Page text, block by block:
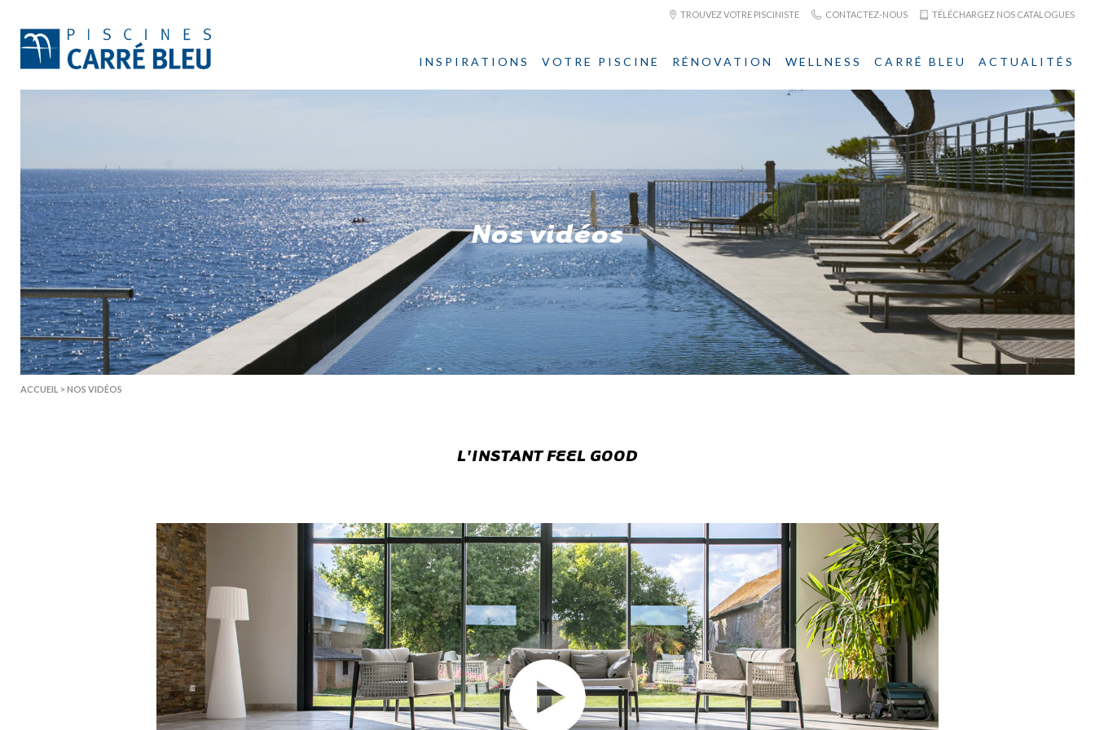
TROUVEZ VOTRE PISCINISTE CONTACTEZ-NOUS TÉLÉCHARGEZ NOS CATALOGUES
INSPIRATIONS VOTRE PISCINE RÉNOVATION WELLNESS CARRÉ BLEU ACTUALITÉS
Nos vidéos
ACCUEIL >NOS VIDÉOS
L'INSTANT FEEL GOOD